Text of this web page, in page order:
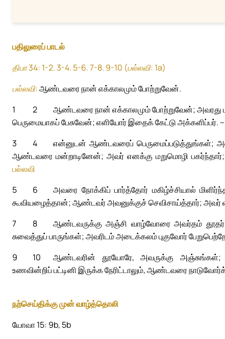
பதிலுரைப் பாடல்
திபா 34: 1-2. 3-4. 5-6. 7-8. 9-10 (பல்லவி: 1a)
பல்லவி:ஆண்டவரை நான் எக்காலமும் போற்றுவேன்.
1
ஆண்டவரை நான் எக்காலமும் போற்றுவேன்; அவரது
2
பெருமையாகப் பேசுவேன்; எளியோர் இதைக் கேட்டு அக்களிப்பர். –
3
என்னுடன் ஆண்டவரைப் பெருமைப்படுத்துங்கள்;
4
ஆண்டவரை மன்றாடினேன்; அவர் எனக்கு மறுமொழி
பல்லவி
5
அவரை நோக்கிப் பார்த்தோர் மகிழ்ச்சியால்
6
கூவியழைத்தான்; ஆண்டவர் அவனுக்குச் செவிசாய்த்தார்; அவர்
7
ஆண்டவருக்கு அஞ்சி வாழ்வோரை அவர்தம் தூதர்
8
சுவைத்துப் பாருங்கள்; அவரிடம் அடைக்கலம் புகுவோர்
9
ஆண்டவரின் தூயோரே, அவருக்கு அஞ்சுங்கள்;
10
உணவின்றிப் பட்டினி இருக்க நேரிட்டாலும், ஆண்டவரை
நற்செய்திக்கு முன் வாழ்த்தொலி
யோவா 15: 9b, 5b